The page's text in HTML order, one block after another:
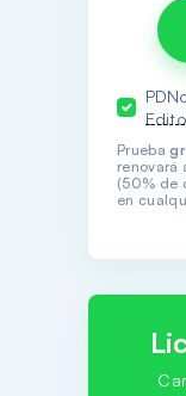
Prueba
renovará
(50% de
en